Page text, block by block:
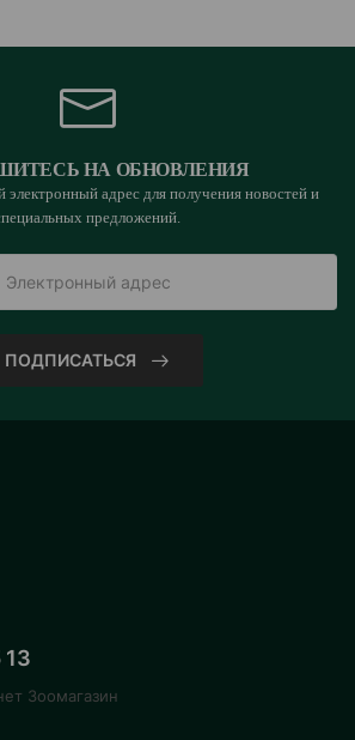
НА ОБНОВЛЕНИЯ
электронный адрес для получения новостей и
предложений.
ПОДПИСАТЬСЯ
Зоомагазин